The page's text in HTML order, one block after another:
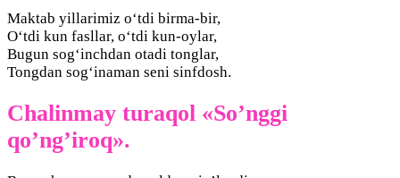
Maktab yillarimiz o‘tdi birma-bir,
O‘tdi kun fasllar, o‘tdi kun-oylar,
Bugun sog‘inchdan otadi tonglar,
Tongdan sog‘inaman seni sinfdosh.
Chalinmay turaqol «So’nggi
qo’ng’iroq».